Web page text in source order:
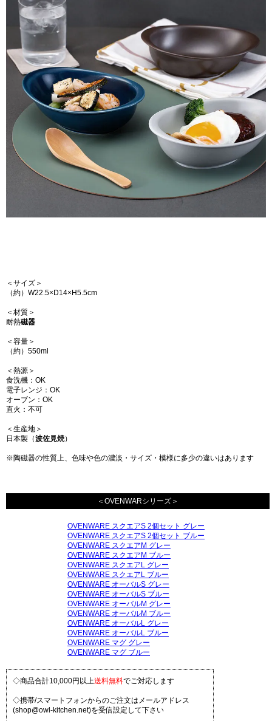
＜サイズ＞
（約）W22.5×D14×H5.5cm
＜材質＞
耐熱磁器
＜容量＞
（約）550ml
＜熱源＞
食洗機：OK
電子レンジ：OK
オーブン：OK
直火：不可
＜生産地＞
日本製（波佐見焼）
※陶磁器の性質上、色味や色の濃淡・サイズ・模様に多少の違いはあります
＜OVENWARシリーズ＞
OVENWARE スクエアS 2個セット グレー
OVENWARE スクエアS 2個セット ブルー
OVENWARE スクエアM グレー
OVENWARE スクエアM ブルー
OVENWARE スクエアL グレー
OVENWARE スクエアL ブルー
OVENWARE オーバルS グレー
OVENWARE オーバルS ブルー
OVENWARE オーバルM グレー
OVENWARE オーバルM ブルー
OVENWARE オーバルL グレー
OVENWARE オーバルL ブルー
OVENWARE マグ グレー
OVENWARE マグ ブルー
◇商品合計10,000円以上送料無料でご対応します
◇携帯/スマートフォンからのご注文はメールアドレス
(shop@owl-kitchen.net)を受信設定して下さい